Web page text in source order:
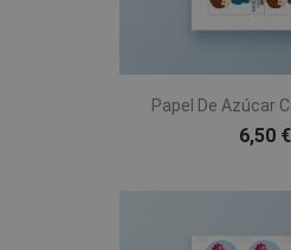
Papel De Azúcar
6,50 €